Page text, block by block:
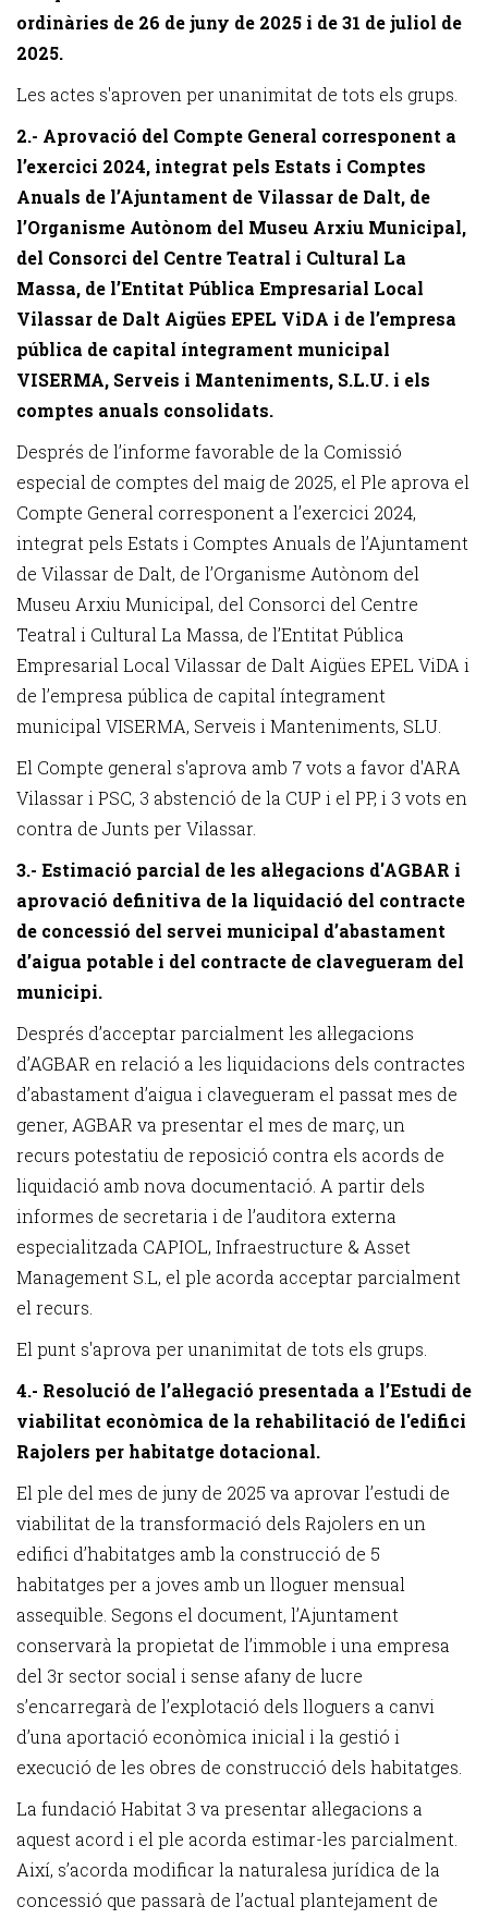
ordinàries de 26 de juny de 2025 i de 31 de juliol de
2025.
Les actes s'aproven per unanimitat de tots els grups.
2.- Aprovació del Compte General corresponent a
l’exercici 2024, integrat pels Estats i Comptes
Anuals de l’Ajuntament de Vilassar de Dalt, de
l’Organisme Autònom del Museu Arxiu Municipal,
del Consorci del Centre Teatral i Cultural La
Massa, de l’Entitat Pública Empresarial Local
Vilassar de Dalt Aigües EPEL ViDA i de l’empresa
pública de capital íntegrament municipal
VISERMA, Serveis i Manteniments, S.L.U. i els
comptes anuals consolidats.
Després de l’informe favorable de la Comissió
especial de comptes del maig de 2025, el Ple aprova el
Compte General corresponent a l’exercici 2024,
integrat pels Estats i Comptes Anuals de l’Ajuntament
de Vilassar de Dalt, de l’Organisme Autònom del
Museu Arxiu Municipal, del Consorci del Centre
Teatral i Cultural La Massa, de l’Entitat Pública
Empresarial Local Vilassar de Dalt Aigües EPEL ViDA i
de l’empresa pública de capital íntegrament
municipal VISERMA, Serveis i Manteniments, SLU.
El Compte general s'aprova amb 7 vots a favor d'ARA
Vilassar i PSC, 3 abstenció de la CUP i el PP, i 3 vots en
contra de Junts per Vilassar.
3.- Estimació parcial de les al·legacions d'AGBAR i
aprovació definitiva de la liquidació del contracte
de concessió del servei municipal d’abastament
d’aigua potable i del contracte de clavegueram del
municipi.
Després d’acceptar parcialment les al·legacions
d’AGBAR en relació a les liquidacions dels contractes
d’abastament d’aigua i clavegueram el passat mes de
gener, AGBAR va presentar el mes de març, un
recurs potestatiu de reposició contra els acords de
liquidació amb nova documentació. A partir dels
informes de secretaria i de l’auditora externa
especialitzada CAPIOL, Infraestructure & Asset
Management S.L, el ple acorda acceptar parcialment
el recurs.
El punt s'aprova per unanimitat de tots els grups.
4.- Resolució de l’al·legació presentada a l’Estudi de
viabilitat econòmica de la rehabilitació de l'edifici
Rajolers per habitatge dotacional.
El ple del mes de juny de 2025 va aprovar l’estudi de
viabilitat de la transformació dels Rajolers en un
edifici d’habitatges amb la construcció de 5
habitatges per a joves amb un lloguer mensual
assequible. Segons el document, l’Ajuntament
conservarà la propietat de l’immoble i una empresa
del 3r sector social i sense afany de lucre
s’encarregarà de l’explotació dels lloguers a canvi
d’una aportació econòmica inicial i la gestió i
execució de les obres de construcció dels habitatges.
La fundació Habitat 3 va presentar al·legacions a
aquest acord i el ple acorda estimar-les parcialment.
Així, s’acorda modificar la naturalesa jurídica de la
concessió que passarà de l’actual plantejament de